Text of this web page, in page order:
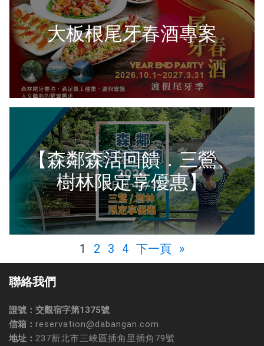
大板根尾牙春酒專案
【森鄰森活回饋．三鶯、
樹林限定享優惠】
1 2 3 4 下一頁 »
聯絡我們
證號：交觀宿字第1375號
信箱： reservation@dabangan.com
地址： 237新北市三峽區插角里插角79號